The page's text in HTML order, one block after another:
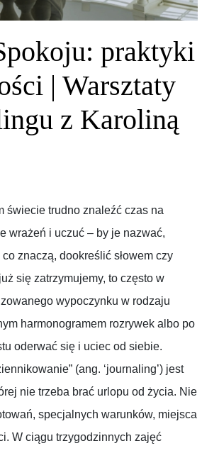
praktyki
| Warsztaty
z Karoliną
świecie trudno znaleźć czas na
wrażeń i uczuć – by je nazwać,
znaczą, dookreślić słowem czy
się zatrzymujemy, to często w
wypoczynku w rodzaju
harmonogramem rozrywek albo po
oderwać się i uciec od siebie.
(ang. ‘journaling’) jest
nie trzeba brać urlopu od życia. Nie
specjalnych warunków, miejsca
W ciągu trzygodzinnych zajęć